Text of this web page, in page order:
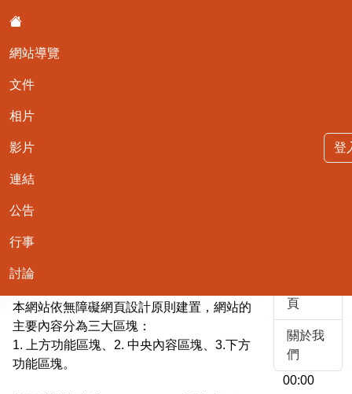
網站導覽
文件
相片
影片
連結
公告
行事
討論
登
本網站依無障礙網頁設計原則建置，網站的
主要內容分為三大區塊：
1. 上方功能區塊、2. 中央內容區塊、3.下方
功能區塊。
頁
關於我
們
00:00